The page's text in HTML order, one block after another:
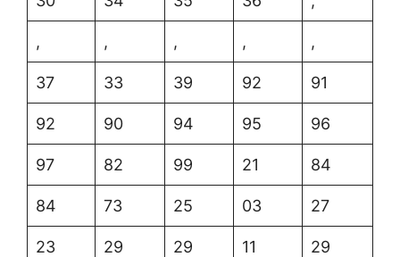
, , , , ,
37 33 39 92 91
92 90 94 95 96
97 82 99 21 84
84 73 25 03 27
23 29 29 11 29